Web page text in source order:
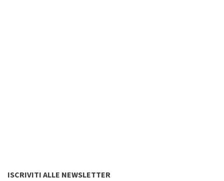
ISCRIVITI ALLE NEWSLETTER